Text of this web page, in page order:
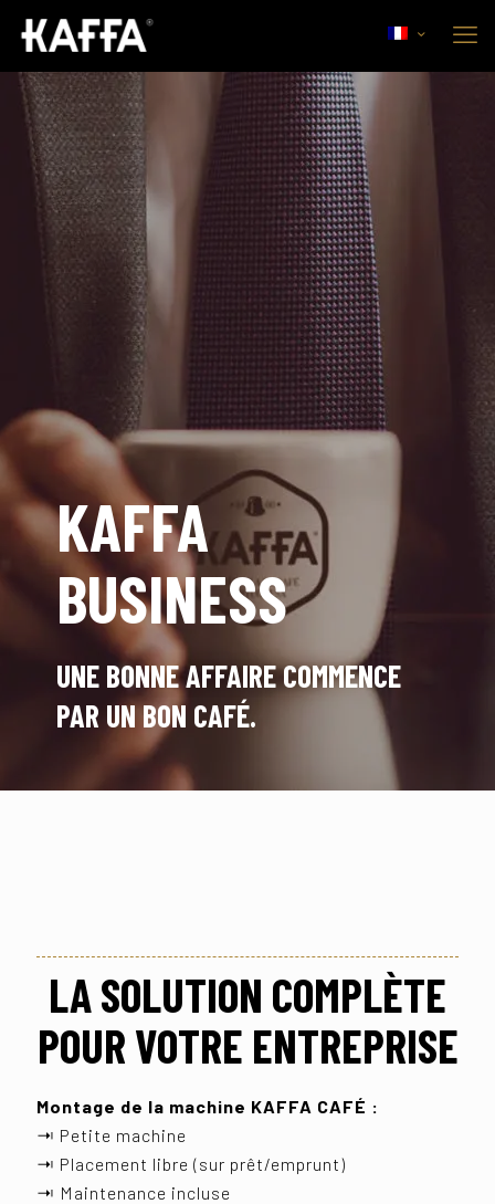
KAFFA
BUSINESS
UNE BONNE AFFAIRE COMMENCE
PAR UN BON CAFÉ.
LA SOLUTION COMPLÈTE
POUR VOTRE ENTREPRISE
Montage de la machine KAFFA CAFÉ :
⇥ Petite machine
⇥ Placement libre (sur prêt/emprunt)
⇥ Maintenance incluse